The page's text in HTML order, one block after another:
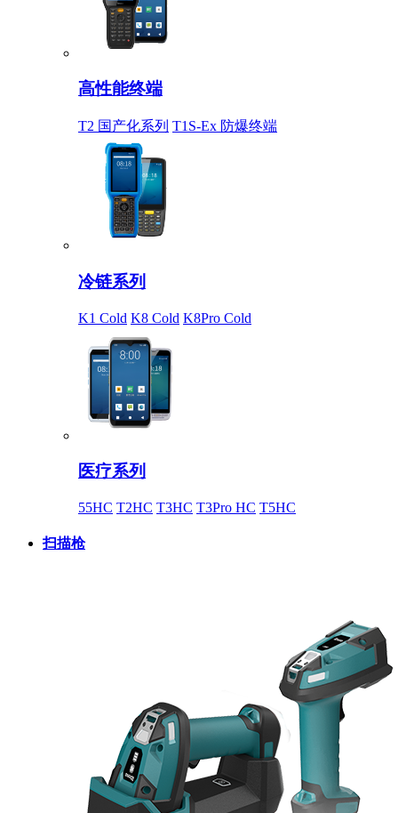
高性能终端
T2 国产化系列 T1S-Ex 防爆终端
冷链系列
K1 Cold K8 Cold K8Pro Cold
医疗系列
55HC T2HC T3HC T3Pro HC T5HC
扫描枪